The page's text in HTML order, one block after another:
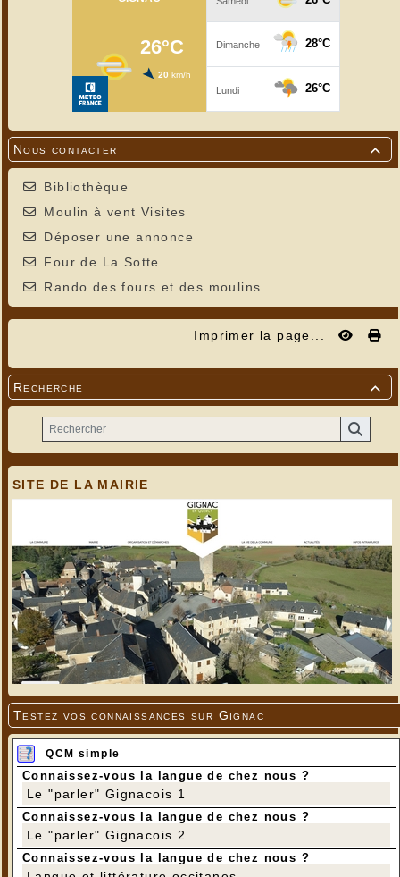

Nous contacter
Bibliothèque
Moulin à vent Visites
Déposer une annonce
Four de La Sotte
Rando des fours et des moulins
Imprimer la page...

Recherche
SITE DE LA MAIRIE
Testez vos connaissances sur Gignac
QCM simple
Connaissez-vous la langue de chez nous ?
Le "parler" Gignacois 1
Connaissez-vous la langue de chez nous ?
Le "parler" Gignacois 2
Connaissez-vous la langue de chez nous ?